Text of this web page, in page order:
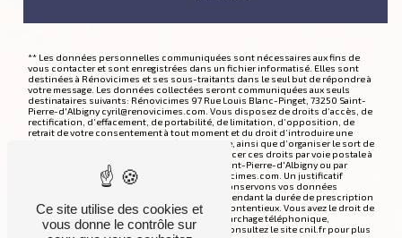
** Les données personnelles communiquées sont nécessaires aux fins de
vous contacter et sont enregistrées dans un fichier informatisé. Elles sont
destinées à Rénovicimes et ses sous-traitants dans le seul but de répondre à
votre message. Les données collectées seront communiquées aux seuls
destinataires suivants: Rénovicimes 97 Rue Louis Blanc-Pinget, 73250 Saint-
Pierre-d'Albigny cyril@renovicimes.com. Vous disposez de droits d’accès, de
rectification, d’effacement, de portabilité, de limitation, d’opposition, de
retrait de votre consentement à tout moment et du droit d’introduire une
réclamation auprès d’une autorité de contrôle, ainsi que d’organiser le sort de
vos données post-mortem. Vous pouvez exercer ces droits par voie postale à
l'adresse 97 Rue Louis Blanc-Pinget, 73250 Saint-Pierre-d'Albigny ou par
courrier électronique à l'adresse cyril@renovicimes.com. Un justificatif
d'identité pourra vous être demandé. Nous conservons vos données
pendant la période de prise de contact puis pendant la durée de prescription
légale aux fins probatoires et de gestion des contentieux. Vous avez le droit de
vous inscrire sur la liste d'opposition au démarchage téléphonique,
disponible à cette adresse:Bloctel.gouv.fr
. Consultez le site cnil.fr pour plus
Ce site utilise des cookies et
vous donne le contrôle sur